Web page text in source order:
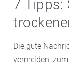
7 Tipps:
Die gute
vermeiden,